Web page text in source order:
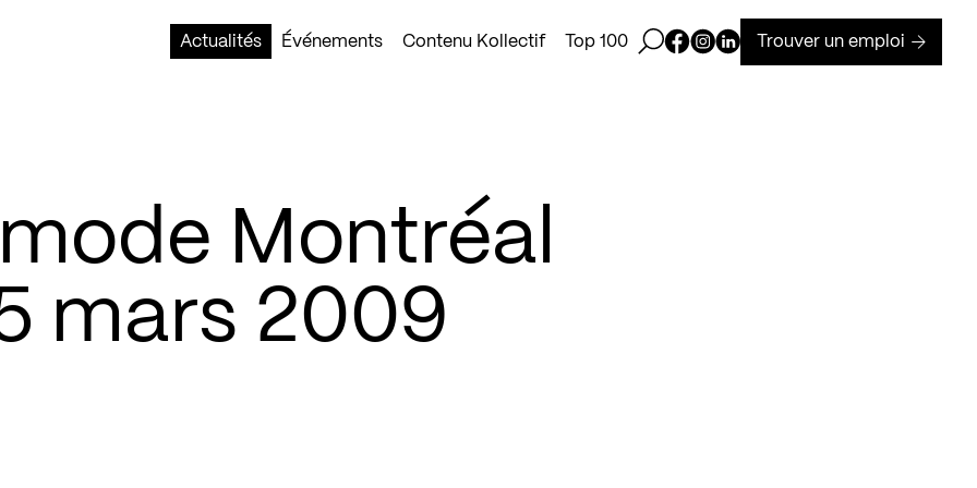
Actualités
Événements Contenu Kollectif Top 100 Ouvrir la barre de recherche
Page Facebook de Kollectif
Page Instagram de Kollectif
Page Linkedin de Kollectif
Trouver un emploi
Montréal
mars 2009